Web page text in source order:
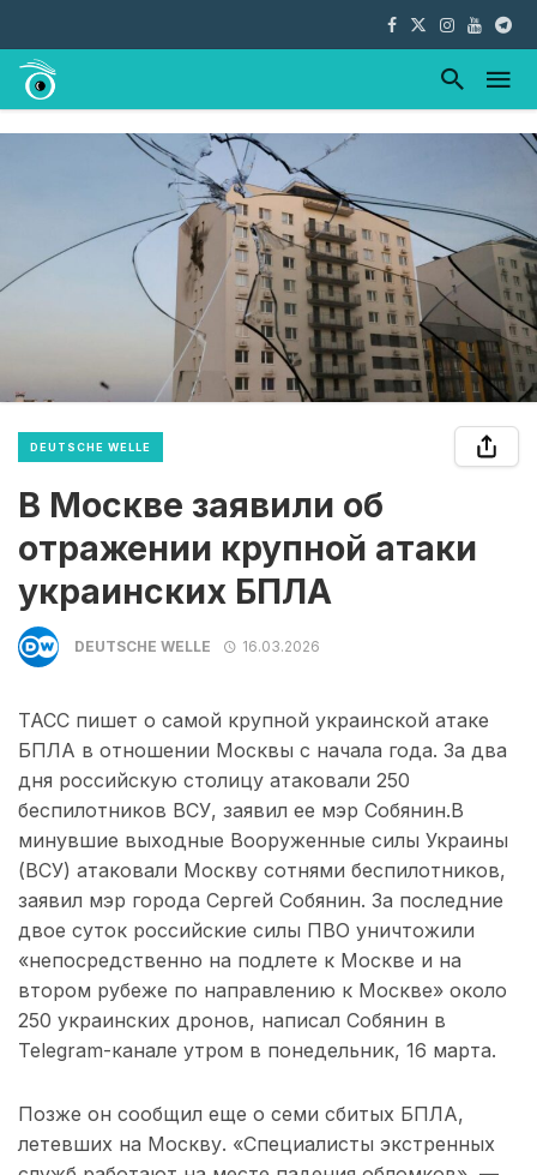
DEUTSCHE WELLE
В Москве заявили об
отражении крупной атаки
украинских БПЛА
DEUTSCHE WELLE 16.03.2026
ТАСС пишет о самой крупной украинской атаке
БПЛА в отношении Москвы с начала года. За два
дня российскую столицу атаковали 250
беспилотников ВСУ, заявил ее мэр Собянин.В
минувшие выходные Вооруженные силы Украины
(ВСУ) атаковали Москву сотнями беспилотников,
заявил мэр города Сергей Собянин. За последние
двое суток российские силы ПВО уничтожили
«непосредственно на подлете к Москве и на
втором рубеже по направлению к Москве» около
250 украинских дронов, написал Собянин в
Telegram-канале утром в понедельник, 16 марта.
Позже он сообщил еще о семи сбитых БПЛА,
летевших на Москву. «Специалисты экстренных